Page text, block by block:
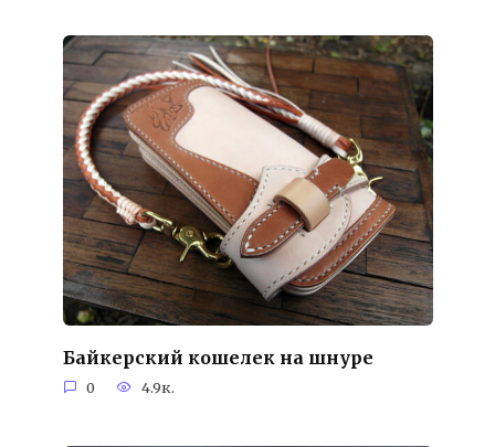
Байкерский кошелек на шнуре
0 4.9к.